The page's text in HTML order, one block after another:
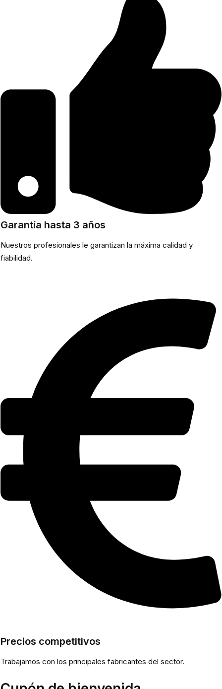
Garantía hasta 3 años
Nuestros profesionales le garantizan la máxima calidad y
fiabilidad.
Precios competitivos
Trabajamos con los principales fabricantes del sector.